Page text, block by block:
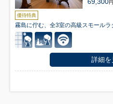
優待特典
霧島に佇む、全3室の高級スモール
詳細を